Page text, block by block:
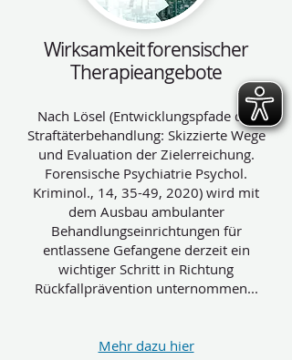
Wirksamkeit forensischer
Therapieangebote
Nach Lösel (Entwicklungspfade der
Straftäterbehandlung: Skizzierte Wege
und Evaluation der Zielerreichung.
Forensische Psychiatrie Psychol.
Kriminol., 14, 35-49, 2020) wird mit
dem Ausbau ambulanter
Behandlungseinrichtungen für
entlassene Gefangene derzeit ein
wichtiger Schritt in Richtung
Rückfallprävention unternommen...
Mehr dazu hier